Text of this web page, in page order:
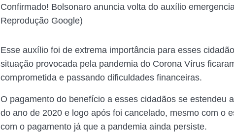
Confirmado! Bolsonaro anuncia volta do auxílio
Reprodução Google)
Esse auxílio foi de extrema importância para esses
situação provocada pela pandemia do Corona Vírus
comprometida e passando dificuldades financeiras.
O pagamento do benefício a esses cidadãos se estendeu
do ano de 2020 e logo após foi cancelado, mesmo com o
com o pagamento já que a pandemia ainda persiste.